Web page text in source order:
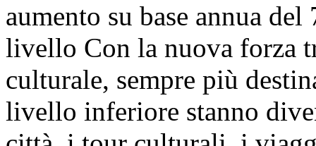
aumento su base annua
livello Con la nuova forza
culturale, sempre più
livello inferiore stanno